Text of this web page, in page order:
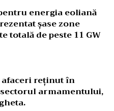
energia eoliană
șase zone
totală de peste 11 GW
afaceri reținut în
armamentului,